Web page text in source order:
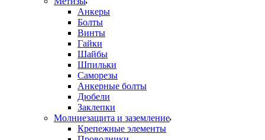
Анкеры
Болты
Винты
Гайки
Шайбы
Шпильки
Саморезы
Анкерные болты
Дюбели
Заклепки
Молниезащита и заземление
Крепежные элементы